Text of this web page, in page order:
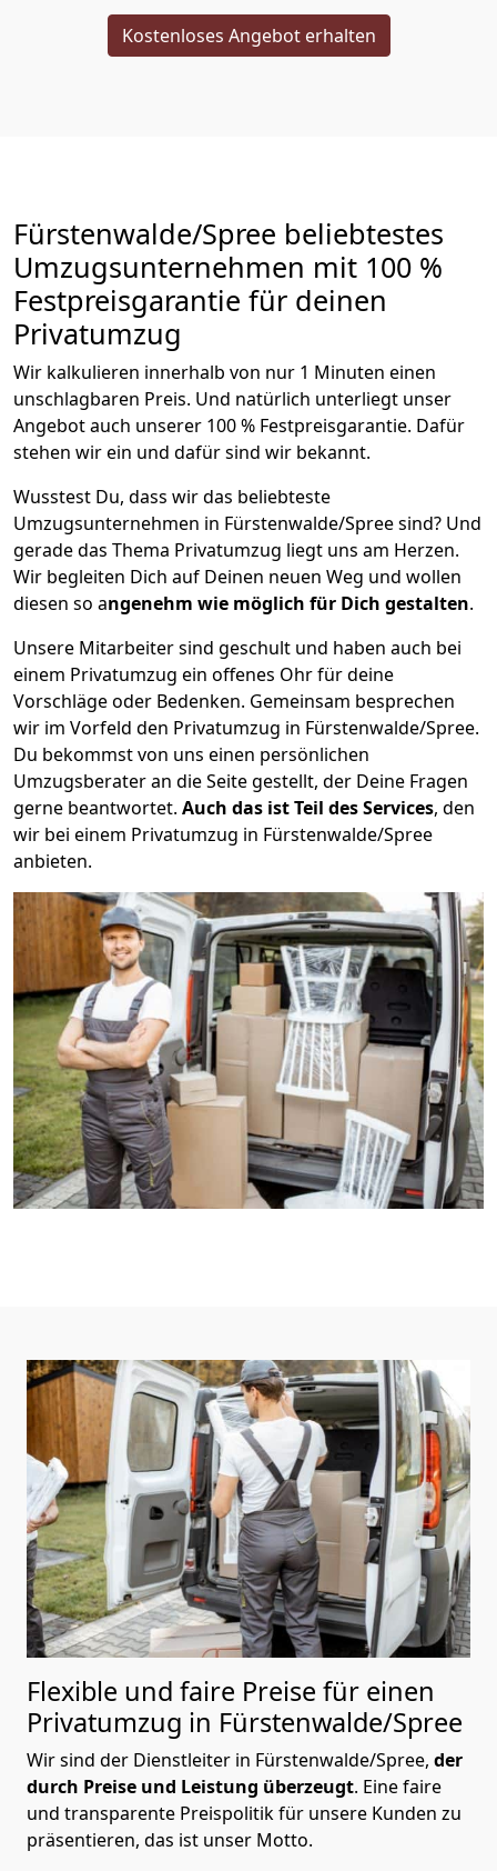
Kostenloses Angebot erhalten
Fürstenwalde/Spree beliebtestes
Umzugsunternehmen mit 100 %
Festpreisgarantie für deinen
Privatumzug
Wir kalkulieren innerhalb von nur 1 Minuten einen
unschlagbaren Preis. Und natürlich unterliegt unser
Angebot auch unserer 100 % Festpreisgarantie. Dafür
stehen wir ein und dafür sind wir bekannt.
Wusstest Du, dass wir das beliebteste
Umzugsunternehmen in Fürstenwalde/Spree sind? Und
gerade das Thema Privatumzug liegt uns am Herzen.
Wir begleiten Dich auf Deinen neuen Weg und wollen
diesen so angenehm wie möglich für Dich gestalten.
Unsere Mitarbeiter sind geschult und haben auch bei
einem Privatumzug ein offenes Ohr für deine
Vorschläge oder Bedenken. Gemeinsam besprechen
wir im Vorfeld den Privatumzug in Fürstenwalde/Spree.
Du bekommst von uns einen persönlichen
Umzugsberater an die Seite gestellt, der Deine Fragen
gerne beantwortet. Auch das ist Teil des Services, den
wir bei einem Privatumzug in Fürstenwalde/Spree
anbieten.
Flexible und faire Preise für einen
Privatumzug in Fürstenwalde/Spree
Wir sind der Dienstleiter in Fürstenwalde/Spree, der
durch Preise und Leistung überzeugt. Eine faire
und transparente Preispolitik für unsere Kunden zu
präsentieren, das ist unser Motto.